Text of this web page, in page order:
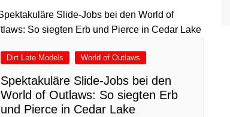
Dirt Late Models World of Outlaws
Spektakuläre Slide-Jobs bei den
World of Outlaws: So siegten Erb
und Pierce in Cedar Lake